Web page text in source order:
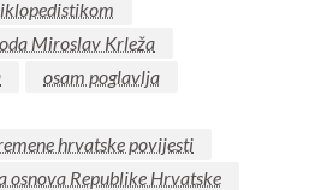
Miroslav Krleža
osam poglavlja
hrvatske povijesti
osnova Republike Hrvatske